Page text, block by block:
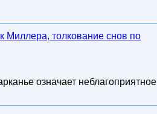
Миллера, толкование снов по
означает неблагоприятное